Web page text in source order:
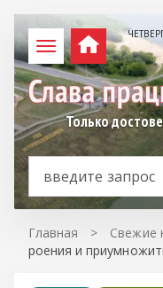
Только
Главная > Свежие
роения и